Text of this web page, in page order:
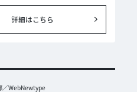
詳細はこちら
／WebNewtype